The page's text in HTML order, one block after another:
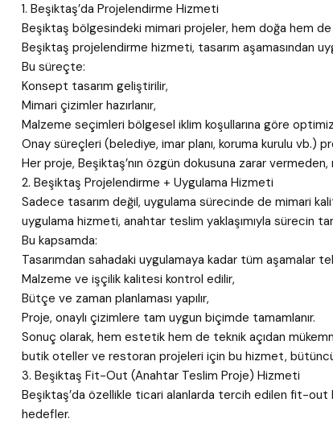
1. Beşiktaş’da Projelendirme Hizmeti
Beşiktaş bölgesindeki mimari projeler, hem doğa hem de
Beşiktaş projelendirme hizmeti, tasarım aşamasından
Bu süreçte:
Konsept tasarım geliştirilir,
Mimari çizimler hazırlanır,
Malzeme seçimleri bölgesel iklim koşullarına göre
Onay süreçleri (belediye, imar planı, koruma kurulu vb.)
Her proje, Beşiktaş’nın özgün dokusuna zarar
2. Beşiktaş Projelendirme + Uygulama Hizmeti
Sadece tasarım değil, uygulama sürecinde de mimari
uygulama hizmeti, anahtar teslim yaklaşımıyla sürecin
Bu kapsamda:
Tasarımdan sahadaki uygulamaya kadar tüm aşamalar
Malzeme ve işçilik kalitesi kontrol edilir,
Bütçe ve zaman planlaması yapılır,
Proje, onaylı çizimlere tam uygun biçimde tamamlanır.
Sonuç olarak, hem estetik hem de teknik açıdan
butik oteller ve restoran projeleri için bu hizmet,
3. Beşiktaş Fit-Out (Anahtar Teslim Proje) Hizmeti
Beşiktaş’da özellikle ticari alanlarda tercih edilen fit-out
hedefler.